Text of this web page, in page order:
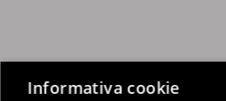
Informativa cookie